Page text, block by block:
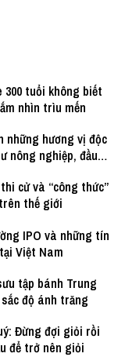
300 tuổi không biết
nhìn trìu mến
những hương vị độc
nông nghiệp, đầu
tôi
cử và “công thức”
thế giới
IPO và những tín
Việt Nam
tập bánh Trung
độ ánh trăng
Đừng đợi giỏi rồi
để trở nên giỏi